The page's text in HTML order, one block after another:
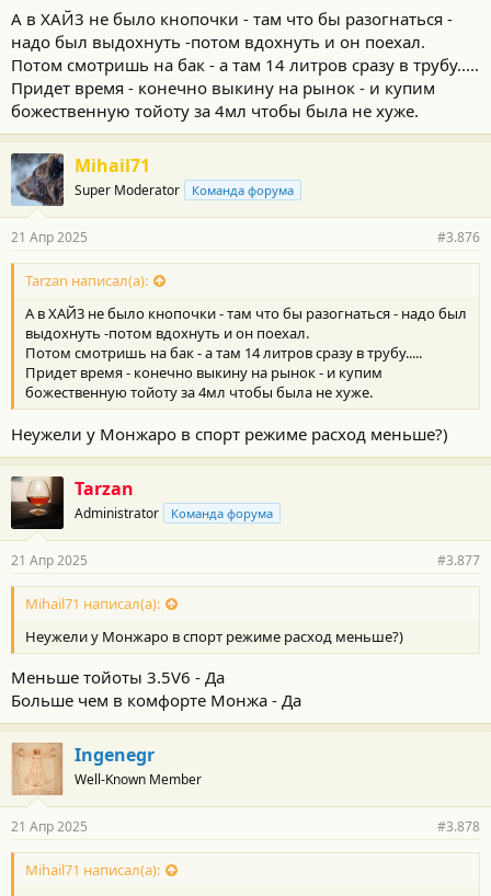
А в ХАЙ3 не было кнопочки - там что бы разогнаться -
надо был выдохнуть -потом вдохнуть и он поехал.
Потом смотришь на бак - а там 14 литров сразу в трубу.....
Придет время - конечно выкину на рынок - и купим
божественную тойоту за 4мл чтобы была не хуже.
Mihail71
Super Moderator Команда форума
21 Апр 2025 #3.876
Tarzan написал(а):
А в ХАЙ3 не было кнопочки - там что бы разогнаться - надо был
выдохнуть -потом вдохнуть и он поехал.
Потом смотришь на бак - а там 14 литров сразу в трубу.....
Придет время - конечно выкину на рынок - и купим
божественную тойоту за 4мл чтобы была не хуже.
Неужели у Монжаро в спорт режиме расход меньше?)
Tarzan
Administrator Команда форума
21 Апр 2025 #3.877
Mihail71 написал(а):
Неужели у Монжаро в спорт режиме расход меньше?)
Меньше тойоты 3.5V6 - Да
Больше чем в комфорте Монжа - Да
Ingenegr
Well-Known Member
21 Апр 2025 #3.878
Mihail71 написал(а):